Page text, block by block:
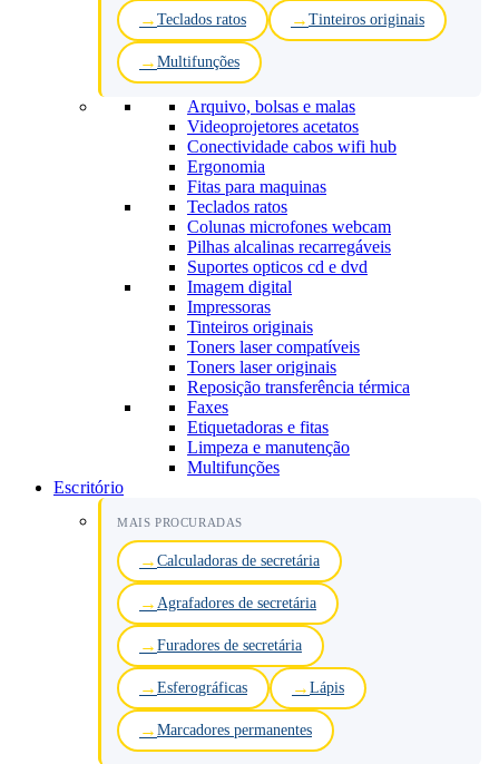
Teclados ratos Tinteiros originais
Multifunções
Arquivo, bolsas e malas
Videoprojetores acetatos
Conectividade cabos wifi hub
Ergonomia
Fitas para maquinas
Teclados ratos
Colunas microfones webcam
Pilhas alcalinas recarregáveis
Suportes opticos cd e dvd
Imagem digital
Impressoras
Tinteiros originais
Toners laser compatíveis
Toners laser originais
Reposição transferência térmica
Faxes
Etiquetadoras e fitas
Limpeza e manutenção
Multifunções
Escritório
MAIS PROCURADAS
Calculadoras de secretária
Agrafadores de secretária
Furadores de secretária
Esferográficas Lápis
Marcadores permanentes